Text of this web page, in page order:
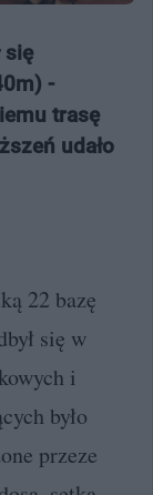
się
-
trasę
udało
22 bazę
się w
i
było
przeze